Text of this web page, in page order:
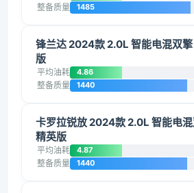
整备质量 1485
锋兰达 2024款 2.0L 智能电混双
版
平均油耗 4.86
整备质量 1440
卡罗拉锐放 2024款 2.0L 智能电
精英版
平均油耗 4.87
整备质量 1440